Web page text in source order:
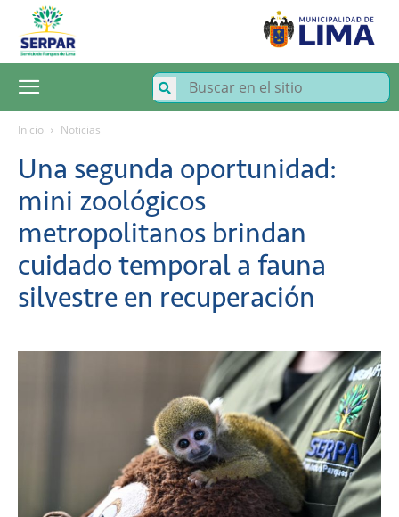
SERPAR
Servicio
de
Parques
Inicio Noticias
Una segunda oportunidad:
mini zoológicos
metropolitanos brindan
cuidado temporal a fauna
silvestre en recuperación